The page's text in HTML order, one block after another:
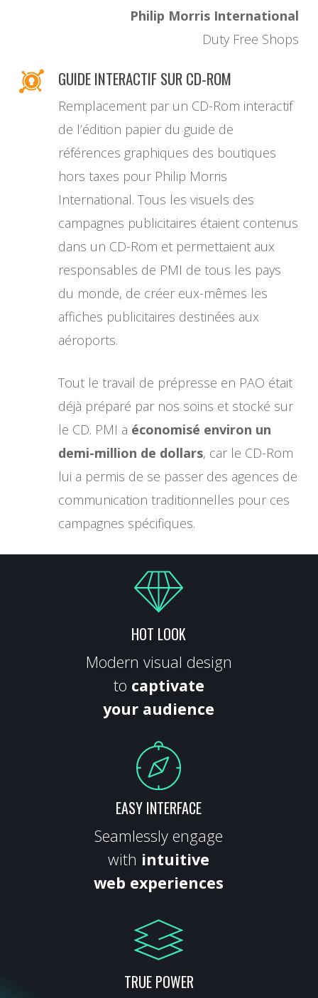
Philip Morris International
Duty Free Shops
GUIDE INTERACTIF SUR CD-ROM
Remplacement par un CD-Rom interactif
de l’édition papier du guide de
références graphiques des boutiques
hors taxes pour Philip Morris
International. Tous les visuels des
campagnes publicitaires étaient contenus
dans un CD-Rom et permettaient aux
responsables de PMI de tous les pays
du monde, de créer eux-mêmes les
affiches publicitaires destinées aux
aéroports.
Tout le travail de prépresse en PAO était
déjà préparé par nos soins et stocké sur
le CD. PMI a économisé environ un
demi-million de dollars, car le CD-Rom
lui a permis de se passer des agences de
communication traditionnelles pour ces
campagnes spécifiques.
HOT LOOK
Modern visual design
to captivate
your audience
EASY INTERFACE
Seamlessly engage
with intuitive
web experiences
TRUE POWER